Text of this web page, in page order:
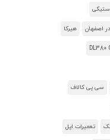
اصفهان هیرکا
سی پی کالاف
تعمیرات اپل